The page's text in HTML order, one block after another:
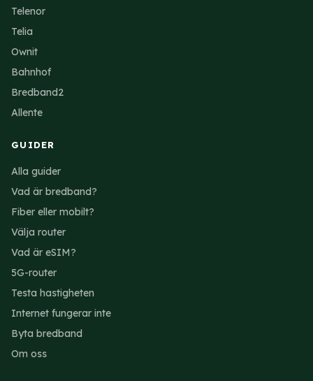
Telenor
Telia
Ownit
Bahnhof
Bredband2
Allente
GUIDER
Alla guider
Vad är bredband?
Fiber eller mobilt?
Välja router
Vad är eSIM?
5G-router
Testa hastigheten
Internet fungerar inte
Byta bredband
Om oss